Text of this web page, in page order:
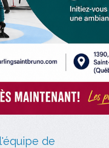
de